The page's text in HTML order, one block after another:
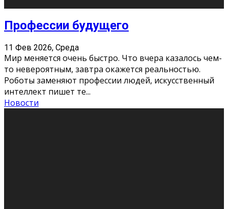
Как бороться со стрессом
11 Фев 2026, Среда
Стресс – нормальная реакция организма, когда
факторов, воздействующих на твой организм
больше, чем ресурсов. Есть советы, как бороться со
стрессовым состояни
Новости